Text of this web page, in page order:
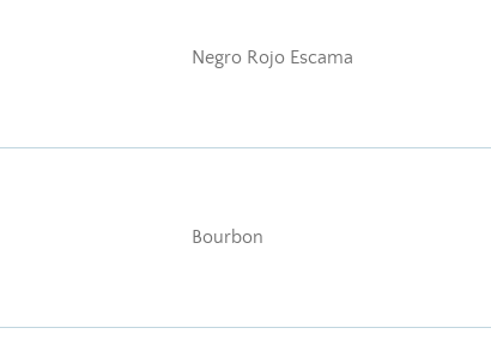
Negro Rojo Escama
Bourbon